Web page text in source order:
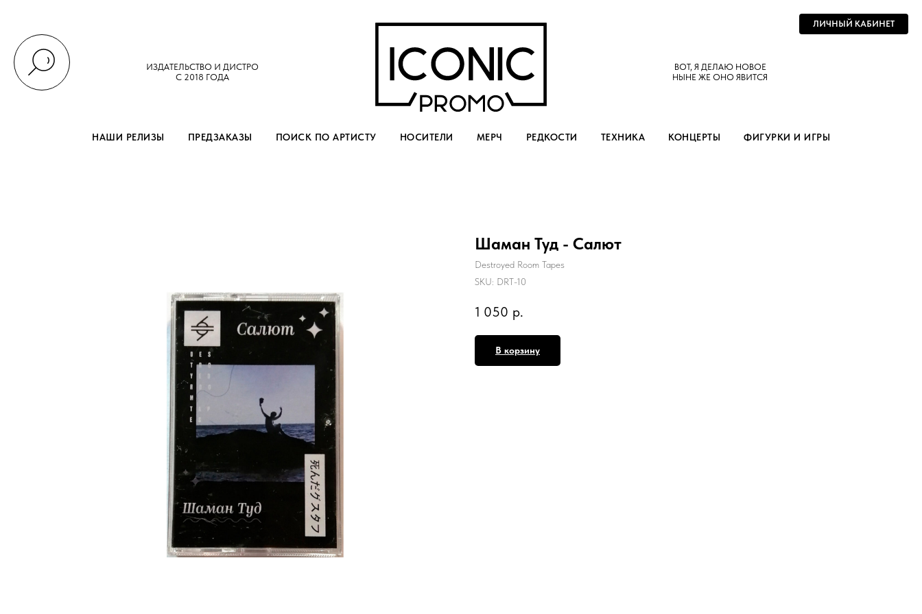
ИЗДАТЕЛЬСТВО И ДИСТРО
С 2018 ГОДА
ВОТ, Я ДЕЛАЮ НОВОЕ
НЫНЕ ЖЕ ОНО ЯВИТСЯ
НАШИ РЕЛИЗЫ ПРЕДЗАКАЗЫ ПОИСК ПО АРТИСТУ НОСИТЕЛИ МЕРЧ РЕДКОСТИ ТЕХНИКА КОНЦЕРТЫ ФИГУРКИ И ИГРЫ
ЛИЧНЫЙ КАБИНЕТ
Шаман Туд - Салют
Destroyed Room Tapes
SKU: DRT-10
1 050 р.
В корзину